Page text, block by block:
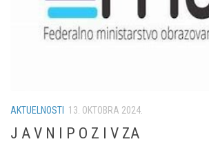
AKTUELNOSTI 13. OKTOBRA 2024.
J A V N I P O Z I V ZA